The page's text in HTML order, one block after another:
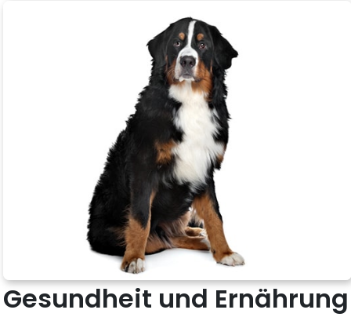
Gesundheit und Ernährung